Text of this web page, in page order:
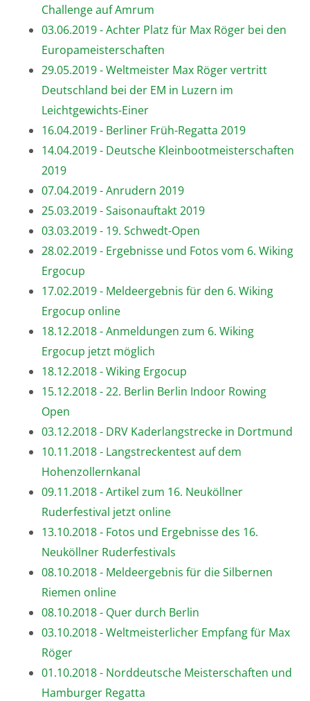
Challenge auf Amrum
03.06.2019 - Achter Platz für Max Röger bei den
Europameisterschaften
29.05.2019 - Weltmeister Max Röger vertritt
Deutschland bei der EM in Luzern im
Leichtgewichts-Einer
16.04.2019 - Berliner Früh-Regatta 2019
14.04.2019 - Deutsche Kleinbootmeisterschaften
2019
07.04.2019 - Anrudern 2019
25.03.2019 - Saisonauftakt 2019
03.03.2019 - 19. Schwedt-Open
28.02.2019 - Ergebnisse und Fotos vom 6. Wiking
Ergocup
17.02.2019 - Meldeergebnis für den 6. Wiking
Ergocup online
18.12.2018 - Anmeldungen zum 6. Wiking
Ergocup jetzt möglich
18.12.2018 - Wiking Ergocup
15.12.2018 - 22. Berlin Berlin Indoor Rowing
Open
03.12.2018 - DRV Kaderlangstrecke in Dortmund
10.11.2018 - Langstreckentest auf dem
Hohenzollernkanal
09.11.2018 - Artikel zum 16. Neuköllner
Ruderfestival jetzt online
13.10.2018 - Fotos und Ergebnisse des 16.
Neuköllner Ruderfestivals
08.10.2018 - Meldeergebnis für die Silbernen
Riemen online
08.10.2018 - Quer durch Berlin
03.10.2018 - Weltmeisterlicher Empfang für Max
Röger
01.10.2018 - Norddeutsche Meisterschaften und
Hamburger Regatta